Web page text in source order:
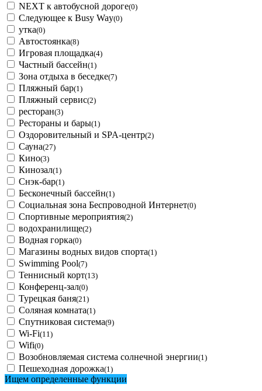
NEXT к автобусной дороге(0)
Следующее к Busy Way(0)
утка(0)
Автостоянка(8)
Игровая площадка(4)
Частный бассейн(1)
Зона отдыха в беседке(7)
Пляжный бар(1)
Пляжный сервис(2)
ресторан(3)
Рестораны и бары(1)
Оздоровительный и SPA-центр(2)
Сауна(27)
Кино(3)
Кинозал(1)
Снэк-бар(1)
Бесконечный бассейн(1)
Социальная зона Беспроводной Интернет(0)
Спортивные мероприятия(2)
водохранилище(2)
Водная горка(0)
Магазины водных видов спорта(1)
Swimming Pool(7)
Теннисный корт(13)
Конференц-зал(0)
Турецкая баня(21)
Соляная комната(1)
Спутниковая система(9)
Wi-Fi(11)
Wifi(0)
Возобновляемая система солнечной энергии(1)
Пешеходная дорожка(1)
Ищем определенные функции